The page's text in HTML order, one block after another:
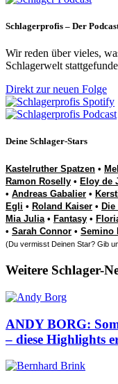
Schlagerprofis – Der
Wir reden über vieles,
Schlagerwelt
Direkt zur neuen Folge
Deine Schlager-Stars
Kastelruther Spatzen •
Ramon Roselly • Eloy de
• Andreas Gabalier •
Egli • Roland Kaiser •
Mia Julia• Fantasy •
• Sarah Connor • Semino
(Du vermisst Deinen Star? Gib
Weitere Schlager-
ANDY BORG:
– diese Highlights